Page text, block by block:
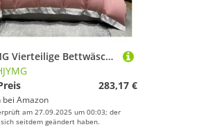
HYHJYMG Vierteilige Bettwäschesetbett Vier Stücke Baumwoll Luxus-Stickerei Bettwäsche 400 TC Duvet Cover flach eingestaltetes Blatt mit Kissenbezug 4pcs (Blu-Queen
283,17 €
bei Amazon
am 27.09.2025 um 00:03; der
seitdem geändert haben.